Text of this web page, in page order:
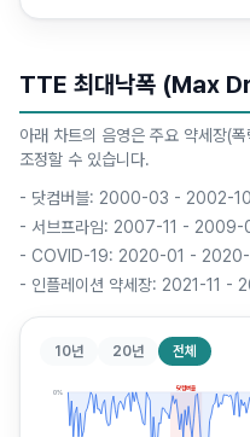
TTE 최대낙폭 (Max
아래 차트의 음영은 주요 약세장(
조정할 수 있습니다.
- 닷컴버블: 2000-03 - 2002-
- 서브프라임: 2007-11 - 2009-
- COVID-19: 2020-01 - 2020-
- 인플레이션 약세장: 2021-11 -
10년 20년 전체
닷컴버블
0%